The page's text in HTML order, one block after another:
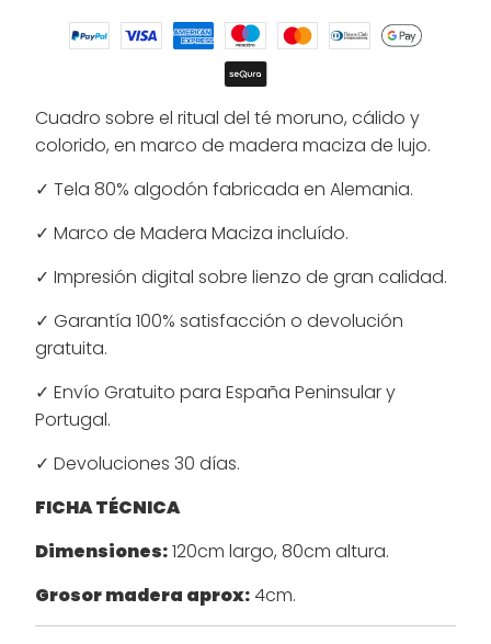
Cuadro sobre el ritual del té moruno, cálido y
colorido, en marco de madera maciza de lujo.
✓ Tela 80% algodón fabricada en Alemania.
✓ Marco de Madera Maciza incluído.
✓ Impresión digital sobre lienzo de gran calidad.
✓ Garantía 100% satisfacción o devolución
gratuita.
✓ Envío Gratuito para España Peninsular y
Portugal.
✓ Devoluciones 30 días.
FICHA TÉCNICA
Dimensiones:120cm largo, 80cm altura.
Grosor madera aprox:4cm.